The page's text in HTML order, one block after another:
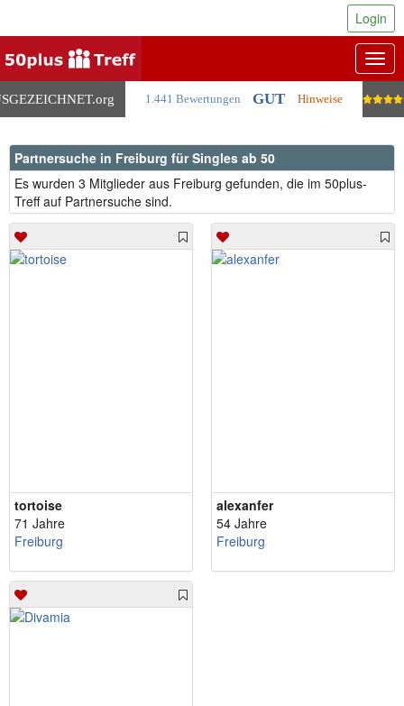
.org 1.441 Bewertungen GUT Hinweise
Login
Partnersuche in Freiburg für Singles ab 50
Es wurden 3 Mitglieder aus Freiburg gefunden, die im 50plus-
Treff auf Partnersuche sind.
tortoise
71 Jahre
Freiburg
alexanfer
54 Jahre
Freiburg